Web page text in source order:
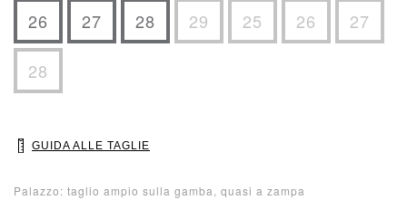
26 27 28 29 25 26 27
28
GUIDA ALLE TAGLIE
Palazzo: taglio ampio sulla gamba, quasi a zampa